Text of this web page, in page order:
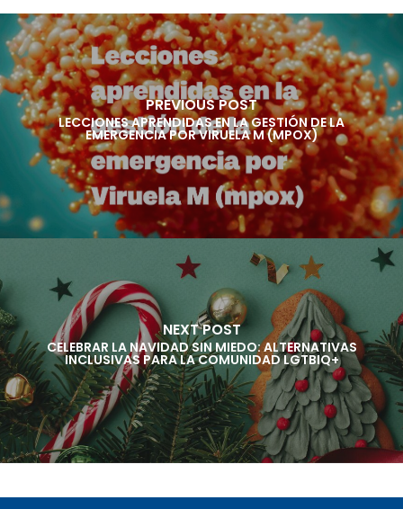
PREVIOUS POST
LECCIONES APRENDIDAS EN LA GESTIÓN DE LA
EMERGENCIA POR VIRUELA M (MPOX)
NEXT POST
CELEBRAR LA NAVIDAD SIN MIEDO: ALTERNATIVAS
INCLUSIVAS PARA LA COMUNIDAD LGTBIQ+